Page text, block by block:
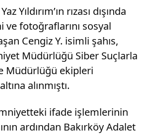
Yıldırım’ın rızası dışında
ve fotoğraflarını sosyal
Cengiz Y. isimli şahıs,
Müdürlüğü Siber Suçlarla
Müdürlüğü ekipleri
alınmıştı.
ifade işlemlerinin
ardından Bakırköy Adalet